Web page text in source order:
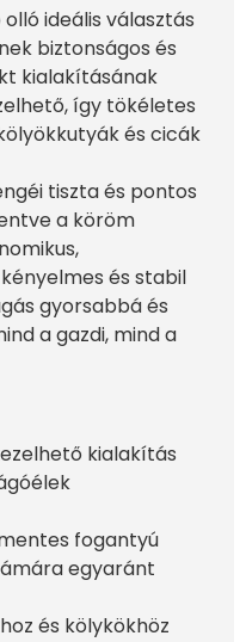
ideális választás
biztonságos és
kialakításának
így tökéletes
és cicák
tiszta és pontos
a köröm
és stabil
gyorsabbá és
a gazdi, mind a
kialakítás
fogantyú
egyaránt
és kölykökhöz